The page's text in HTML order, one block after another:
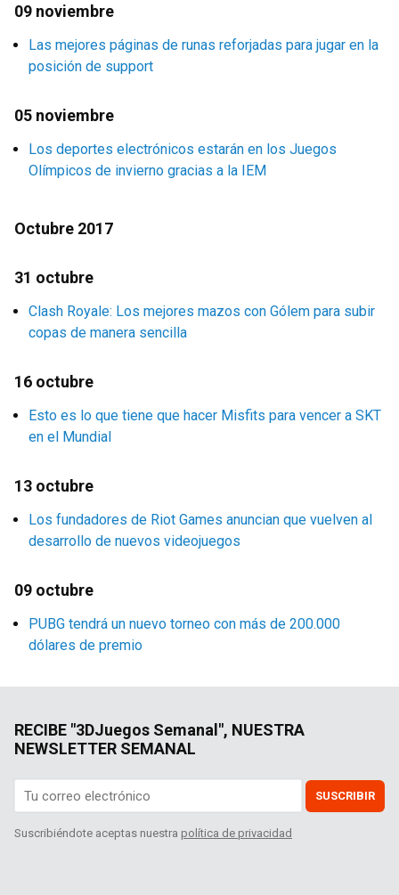
09 noviembre
Las mejores páginas de runas reforjadas para jugar en la
posición de support
05 noviembre
Los deportes electrónicos estarán en los Juegos
Olímpicos de invierno gracias a la IEM
Octubre 2017
31 octubre
Clash Royale: Los mejores mazos con Gólem para subir
copas de manera sencilla
16 octubre
Esto es lo que tiene que hacer Misfits para vencer a SKT
en el Mundial
13 octubre
Los fundadores de Riot Games anuncian que vuelven al
desarrollo de nuevos videojuegos
09 octubre
PUBG tendrá un nuevo torneo con más de 200.000
dólares de premio
RECIBE "3DJuegos Semanal", NUESTRA
NEWSLETTER SEMANAL
SUSCRIBIR
Suscribiéndote aceptas nuestra política de privacidad